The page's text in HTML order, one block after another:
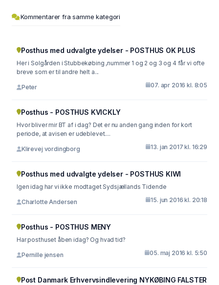
Kommentarer fra samme kategori
Posthus med udvalgte ydelser - POSTHUS OK PLUS
Her i Solgården i Stubbekøbing ,nummer 1 og 2 og 3 og 4 får vi ofte
breve som er til andre helt a...
Peter 07. apr 2016 kl. 8:05
Posthus - POSTHUS KVICKLY
Hvor bliver mir BT af i dag? Det er nu anden gang inden for kort
periode, at avisen er udeblevet....
Klirevej vordingborg 13. jan 2017 kl. 16:29
Posthus med udvalgte ydelser - POSTHUS KIWI
Igen idag har vi ikke modtaget Sydsjællands Tidende
Charlotte Andersen 15. jun 2016 kl. 20:18
Posthus - POSTHUS MENY
Har posthuset åben idag? Og hvad tid?
Pernille jensen 05. maj 2016 kl. 5:50
Post Danmark Erhvervsindlevering NYKØBING FALSTER